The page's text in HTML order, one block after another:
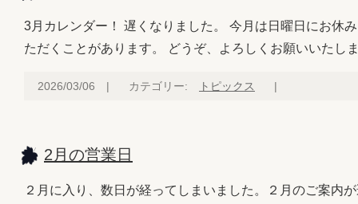
3月カレンダー！ 遅くなりました。 今月は日曜日にお休
ただくことがあります。 どうぞ、よろしくお願いいたし
2026/03/06 | カテゴリー: トピックス |
2月の営業日
２月に入り、数日が経ってしまいました。２月のご案内